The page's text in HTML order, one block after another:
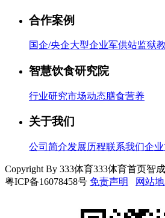
合作案例
国企/央企大型企业军供站监狱
智慧饮食研究院
行业研究市场动态膳食营养
关于我们
公司简介发展历程联系我们企
Copyright By 333体育333体育首页智
粤ICP备16078458号 免责声明 网站